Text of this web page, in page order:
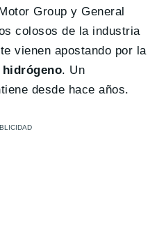
Group y General
colosos de la industria
vienen apostando por la
. Un
desde hace años.